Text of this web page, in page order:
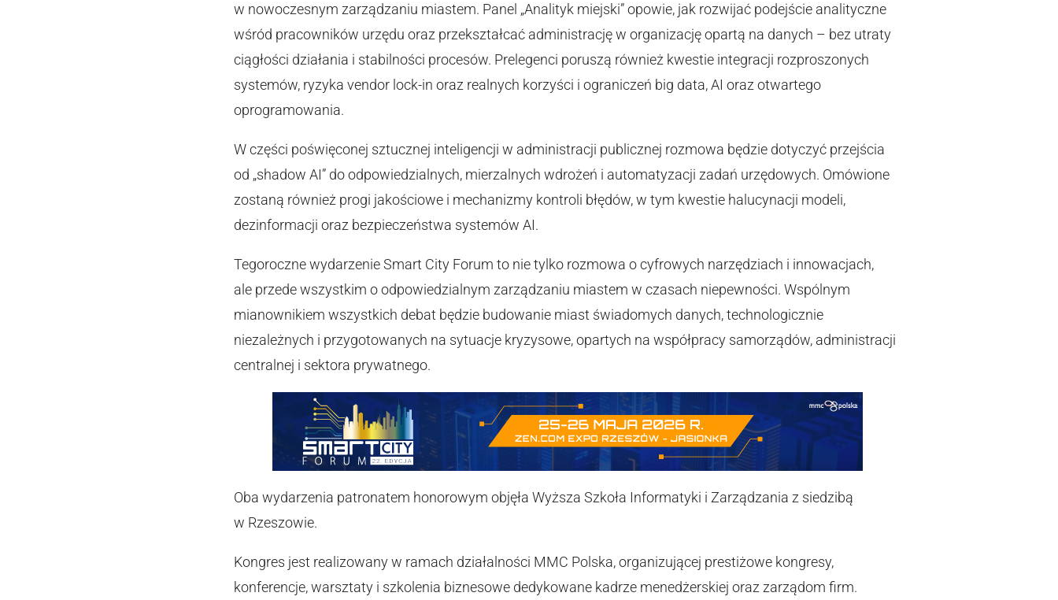
w nowoczesnym zarządzaniu miastem. Panel „Analityk miejski” opowie, jak rozwijać podejście analityczne
wśród pracowników urzędu oraz przekształcać administrację w organizację opartą na danych – bez utraty
ciągłości działania i stabilności procesów. Prelegenci poruszą również kwestie integracji rozproszonych
systemów, ryzyka vendor lock-in oraz realnych korzyści i ograniczeń big data, AI oraz otwartego
oprogramowania.
W części poświęconej sztucznej inteligencji w administracji publicznej rozmowa będzie dotyczyć przejścia
od „shadow AI” do odpowiedzialnych, mierzalnych wdrożeń i automatyzacji zadań urzędowych. Omówione
zostaną również progi jakościowe i mechanizmy kontroli błędów, w tym kwestie halucynacji modeli,
dezinformacji oraz bezpieczeństwa systemów AI.
Tegoroczne wydarzenie Smart City Forum to nie tylko rozmowa o cyfrowych narzędziach i innowacjach,
ale przede wszystkim o odpowiedzialnym zarządzaniu miastem w czasach niepewności. Wspólnym
mianownikiem wszystkich debat będzie budowanie miast świadomych danych, technologicznie
niezależnych i przygotowanych na sytuacje kryzysowe, opartych na współpracy samorządów, administracji
centralnej i sektora prywatnego.
Oba wydarzenia patronatem honorowym objęła Wyższa Szkoła Informatyki i Zarządzania z siedzibą
w Rzeszowie.
Kongres jest realizowany w ramach działalności MMC Polska, organizującej prestiżowe kongresy,
konferencje, warsztaty i szkolenia biznesowe dedykowane kadrze menedżerskiej oraz zarządom firm.